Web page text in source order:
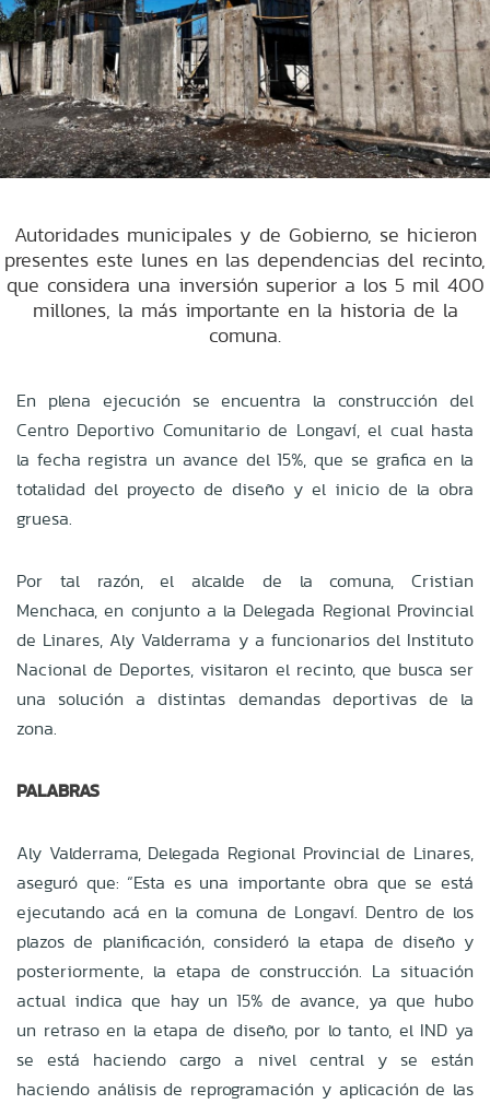
Autoridades municipales y de Gobierno, se hicieron
presentes este lunes en las dependencias del recinto,
que considera una inversión superior a los 5 mil 400
millones, la más importante en la historia de la
comuna.
En plena ejecución se encuentra la construcción del
Centro Deportivo Comunitario de Longaví, el cual hasta
la fecha registra un avance del 15%, que se grafica en la
totalidad del proyecto de diseño y el inicio de la obra
gruesa.
Por tal razón, el alcalde de la comuna, Cristian
Menchaca, en conjunto a la Delegada Regional Provincial
de Linares, Aly Valderrama y a funcionarios del Instituto
Nacional de Deportes, visitaron el recinto, que busca ser
una solución a distintas demandas deportivas de la
zona.
PALABRAS
Aly Valderrama, Delegada Regional Provincial de Linares,
aseguró que: “Esta es una importante obra que se está
ejecutando acá en la comuna de Longaví. Dentro de los
plazos de planificación, consideró la etapa de diseño y
posteriormente, la etapa de construcción. La situación
actual indica que hay un 15% de avance, ya que hubo
un retraso en la etapa de diseño, por lo tanto, el IND ya
se está haciendo cargo a nivel central y se están
haciendo análisis de reprogramación y aplicación de las